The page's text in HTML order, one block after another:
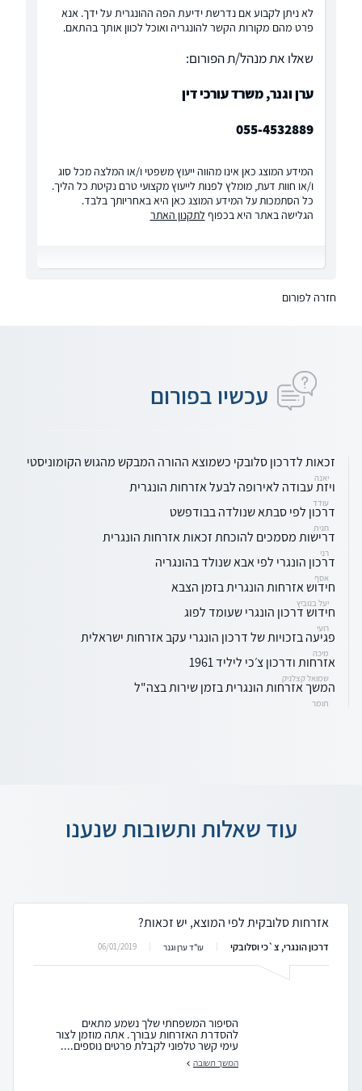
לא ניתן לקבוע אם נדרשת ידיעת הפה ההונגרית על ידך. אנא
פרט מהם מקורות הקשר להונגריה ואוכל לכוון אותך בהתאם.
שאלו את מנהל/ת הפורום:
ערן וגנר, משרד עורכי דין
055-4532889
המידע המוצג כאן אינו מהווה ייעוץ משפטי ו/או המלצה מכל סוג
ו/או חוות דעת, מומלץ לפנות לייעוץ מקצועי טרם נקיטת כל הליך.
כל הסתמכות על המידע המוצג כאן היא באחריותך בלבד.
הגלישה באתר היא בכפוף לתקנון האתר
חזרה לפורום
עכשיו בפורום
זכאות לדרכון סלובקי כשמוצא ההורה המבקש מהגוש הקומוניסטי
יאנה
ויזת עבודה לאירופה לבעל אזרחות הונגרית
עודד
דרכון לפי סבתא שנולדה בבודפשט
חגית
דרישות מסמכים להוכחת זכאות אזרחות הונגרית
רני
דרכון הונגרי לפי אבא שנולד בהונגריה
אסף
חידוש אזרחות הונגרית בזמן הצבא
יעל בנוביץ
חידוש דרכון הונגרי שעומד לפוג
רועי
פגיעה בזכויות של דרכון הונגרי עקב אזרחות ישראלית
מיכה
אזרחות ודרכון צ׳כי ליליד 1961
שמואל קצלניק
המשך אזרחות הונגרית בזמן שירות בצה"ל
תומר
עוד שאלות ותשובות שנענו
אזרחות סלובקית לפי המוצא, יש זכאות?
דרכון הונגרי, צ`כי וסלובקי עו"ד ערן וגנר 06/01/2019
הסיפור המשפחתי שלך נשמע מתאים
להסדרת האזרחות עבורך. אתה מוזמן לצור
עימי קשר טלפוני לקבלת פרטים נוספים....
המשך תשובה